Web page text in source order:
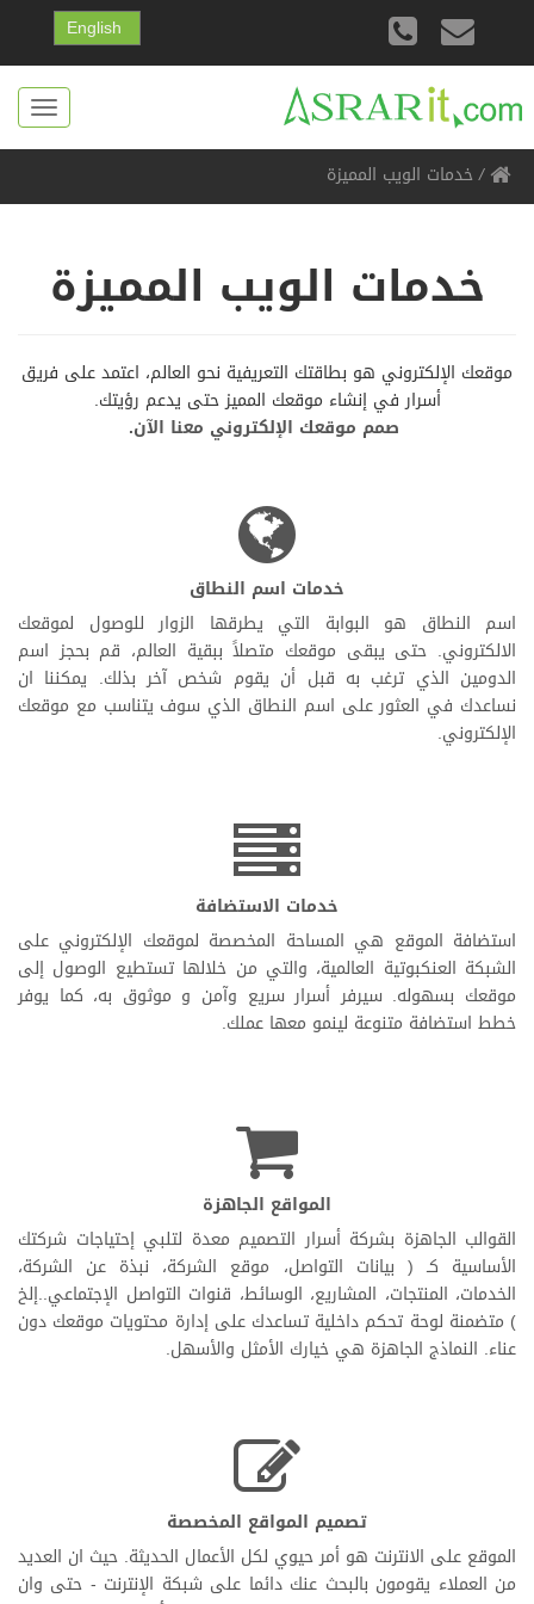
/خدمات الويب المميزة
خدمات الويب المميزة
موقعك الإلكتروني هو بطاقتك التعريفية نحو العالم، اعتمد على فريق
أسرار في إنشاء موقعك المميز حتى يدعم رؤيتك.
صمم موقعك الإلكتروني معنا الآن.
خدمات اسم النطاق
اسم النطاق هو البوابة التي يطرقها الزوار للوصول لموقعك
الالكتروني. حتى يبقى موقعك متصلاً ببقية العالم، قم بحجز اسم
الدومين الذي ترغب به قبل أن يقوم شخص آخر بذلك. يمكننا ان
نساعدك في العثور على اسم النطاق الذي سوف يتناسب مع موقعك
الإلكتروني.
خدمات الاستضافة
استضافة الموقع هي المساحة المخصصة لموقعك الإلكتروني على
الشبكة العنكبوتية العالمية، والتي من خلالها تستطيع الوصول إلى
موقعك بسهوله. سيرفر أسرار سريع وآمن و موثوق به، كما يوفر
خطط استضافة متنوعة لينمو معها عملك.
المواقع الجاهزة
القوالب الجاهزة بشركة أسرار التصميم معدة لتلبي إحتياجات شركتك
الأساسية كـ ( بيانات التواصل، موقع الشركة، نبذة عن الشركة،
الخدمات، المنتجات، المشاريع، الوسائط، قنوات التواصل الإجتماعي..إلخ
) متضمنة لوحة تحكم داخلية تساعدك على إدارة محتويات موقعك دون
عناء. النماذج الجاهزة هي خيارك الأمثل والأسهل.
تصميم المواقع المخصصة
الموقع على الانترنت هو أمر حيوي لكل الأعمال الحديثة. حيث ان العديد
من العملاء يقومون بالبحث عنك دائما على شبكة الإنترنت - حتى وان